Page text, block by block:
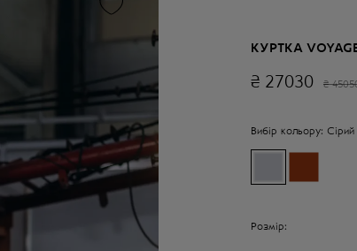
КУРТКА
₴ 27030 ₴
Вибір кольору: Сірий
Розмір: